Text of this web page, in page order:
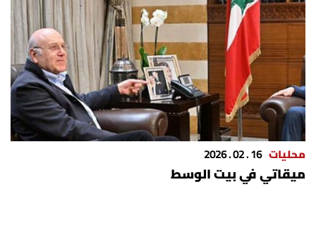
محليات 16 . 02 . 2026
ميقاتي في بيت الوسط